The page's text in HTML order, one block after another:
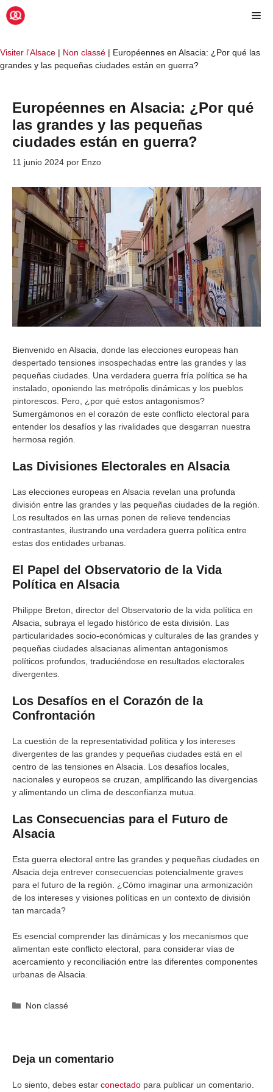
Saltar
Visiter l'Alsace | Non classé | Européennes en Alsacia: ¿Por qué las
grandes y las pequeñas ciudades están en guerra?
Européennes en Alsacia: ¿Por qué
las grandes y las pequeñas
ciudades están en guerra?
11 junio 2024 por Enzo
Bienvenido en Alsacia, donde las elecciones europeas han
despertado tensiones insospechadas entre las grandes y las
pequeñas ciudades. Una verdadera guerra fría política se ha
instalado, oponiendo las metrópolis dinámicas y los pueblos
pintorescos. Pero, ¿por qué estos antagonismos?
Sumergámonos en el corazón de este conflicto electoral para
entender los desafíos y las rivalidades que desgarran nuestra
hermosa región.
Las Divisiones Electorales en Alsacia
Las elecciones europeas en Alsacia revelan una profunda
división entre las grandes y las pequeñas ciudades de la región.
Los resultados en las urnas ponen de relieve tendencias
contrastantes, ilustrando una verdadera guerra política entre
estas dos entidades urbanas.
El Papel del Observatorio de la Vida
Política en Alsacia
Philippe Breton, director del Observatorio de la vida política en
Alsacia, subraya el legado histórico de esta división. Las
particularidades socio-económicas y culturales de las grandes y
pequeñas ciudades alsacianas alimentan antagonismos
políticos profundos, traduciéndose en resultados electorales
divergentes.
Los Desafíos en el Corazón de la
Confrontación
La cuestión de la representatividad política y los intereses
divergentes de las grandes y pequeñas ciudades está en el
centro de las tensiones en Alsacia. Los desafíos locales,
nacionales y europeos se cruzan, amplificando las divergencias
y alimentando un clima de desconfianza mutua.
Las Consecuencias para el Futuro de
Alsacia
Esta guerra electoral entre las grandes y pequeñas ciudades en
Alsacia deja entrever consecuencias potencialmente graves
para el futuro de la región. ¿Cómo imaginar una armonización
de los intereses y visiones políticas en un contexto de división
tan marcada?
Es esencial comprender las dinámicas y los mecanismos que
alimentan este conflicto electoral, para considerar vías de
acercamiento y reconciliación entre las diferentes componentes
urbanas de Alsacia.
Categorías
Non classé
Deja un comentario
Lo siento, debes estar conectado para publicar un comentario.